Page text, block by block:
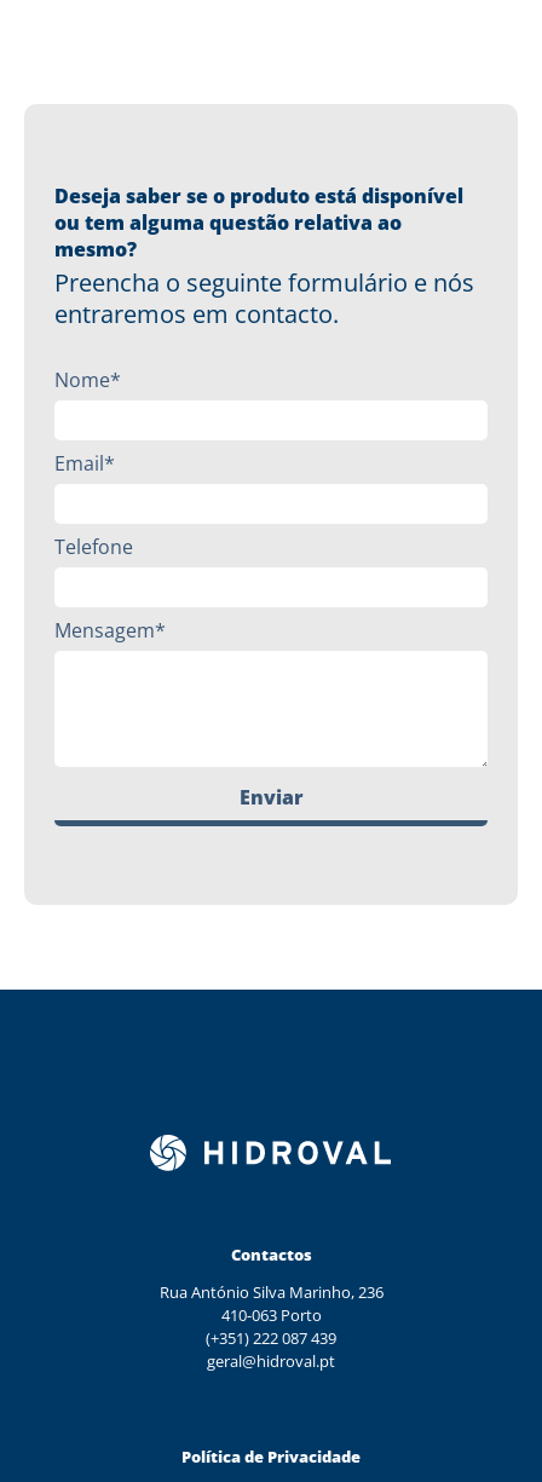
Deseja saber se o produto está disponível
ou tem alguma questão relativa ao
mesmo?
Preencha o seguinte formulário e nós
entraremos em contacto.
Nome*
Email*
Telefone
Mensagem*
Enviar
Contactos
Rua António Silva Marinho, 236
410-063 Porto
(+351) 222 087 439
geral@hidroval.pt
Política de Privacidade